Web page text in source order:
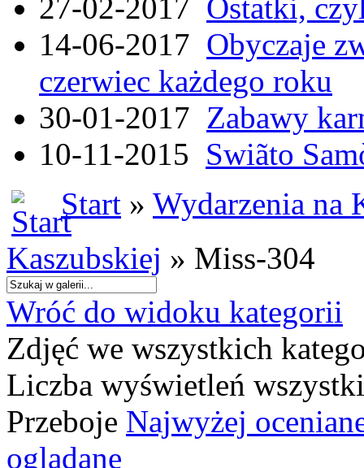
27-02-2017 Ostatki,
14-06-2017 Obyczaje
czerwiec każdego roku
30-01-2017 Zabawy
10-11-2015 Swiãto
Start » Wydarzenia na
Kaszubskiej » Miss-304
Wróć do widoku kategorii
Zdjęć we wszystkich
Liczba wyświetleń
Przeboje Najwyżej
oglądane